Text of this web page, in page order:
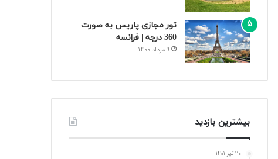
تور مجازی پاریس به صورت
360 درجه | فرانسه
9 مرداد 1400
بیشترین بازدید
20 تیر 1401